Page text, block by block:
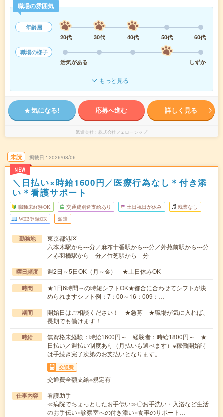
職場の雰囲気
年齢層
20代
30代 40代 50代
60代
職場の様子
活気がある
しずか
もっと見る
気になる! 応募へ進む 詳しく見る
派遣会社 株式会社フェローシップ
未読
NEW
掲載日 2026/08/06
＼日払い×時給1600円／医療行為なし＊付き添
い＊看護サポート
職種未経験OK 交通費別途支給あり 土日祝日が休み 残業なし
WEB登録OK 派遣
勤務地
東京都港区
六本木駅から---分／麻布十番駅から---分／外苑前駅から---分
／赤羽橋駅から---分／竹芝駅から---分
曜日頻度 週2日～5日OK（月～金） ★土日休みOK
時間
★1日6時間～の時短シフトOK★都合に合わせてシフトが決
められますシフト例：7：00～16：009：…
期間
開始日はご相談ください！ ★急募 ★職場が気に入れば、
長期でも働けます！
時給
無資格未経験：時給1600円～ 経験者：時給1800円～ ★
日払い／週払い制度あり（月払いも選べます）※稼働開始時
は手続き完了次第のお支払いとなります。
交通費
交通費全額支給※規定有
仕事内容
看護助手
≪病院でちょっとしたお手伝い≫〇お手洗い・入浴など生活
のお手伝い○診察室への付き添い○食事のサポート…